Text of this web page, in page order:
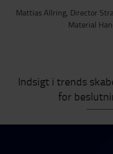
Mattias Allring, Director
Material
Indsigt i trends
for